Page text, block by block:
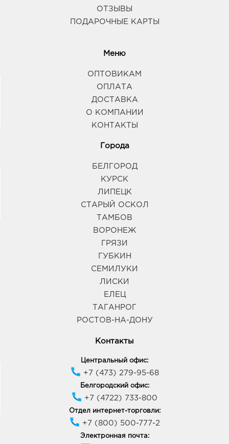
ОТЗЫВЫ
ПОДАРОЧНЫЕ КАРТЫ
Меню
ОПТОВИКАМ
ОПЛАТА
ДОСТАВКА
О КОМПАНИИ
КОНТАКТЫ
Города
БЕЛГОРОД
КУРСК
ЛИПЕЦК
СТАРЫЙ ОСКОЛ
ТАМБОВ
ВОРОНЕЖ
ГРЯЗИ
ГУБКИН
СЕМИЛУКИ
ЛИСКИ
ЕЛЕЦ
ТАГАНРОГ
РОСТОВ-НА-ДОНУ
Контакты
Центральный офис:
+7 (473) 279-95-68
Белгородский офис:
+7 (4722) 733-800
Отдел интернет-торговли:
+7 (800) 500-777-2
Электронная почта: